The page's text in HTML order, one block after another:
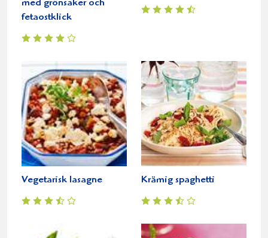
med grönsaker och
fetaostklick
Vegetarisk lasagne Krämig spaghetti